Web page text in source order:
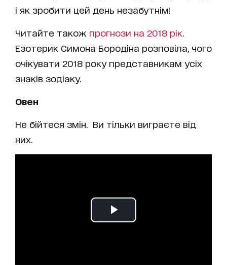
і як зробити цей день незабутнім!
Читайте також прогнози на 2018 рік
Езотерик Симона Бородіна розповіла, чого
очікувати 2018 року представникам усіх
знаків зодіаку.
Овен
Не бійтеся змін. Ви тільки виграєте від
них.